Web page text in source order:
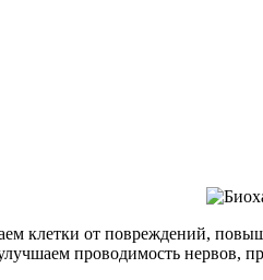
клетки от повреждений,
проводимость нервов,